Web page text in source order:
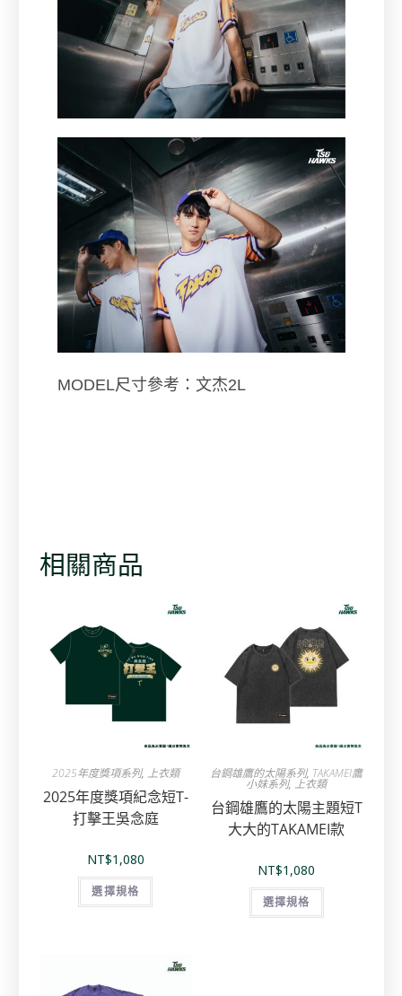
MODEL尺寸參考：文杰2L
相關商品
2025年度獎項系列, 上衣類
2025年度獎項紀念短T-
打擊王吳念庭
NT$1,080
選擇規格
台鋼雄鷹的太陽系列, TAKAMEI鷹
小妹系列, 上衣類
台鋼雄鷹的太陽主題短T
大大的TAKAMEI款
NT$1,080
選擇規格